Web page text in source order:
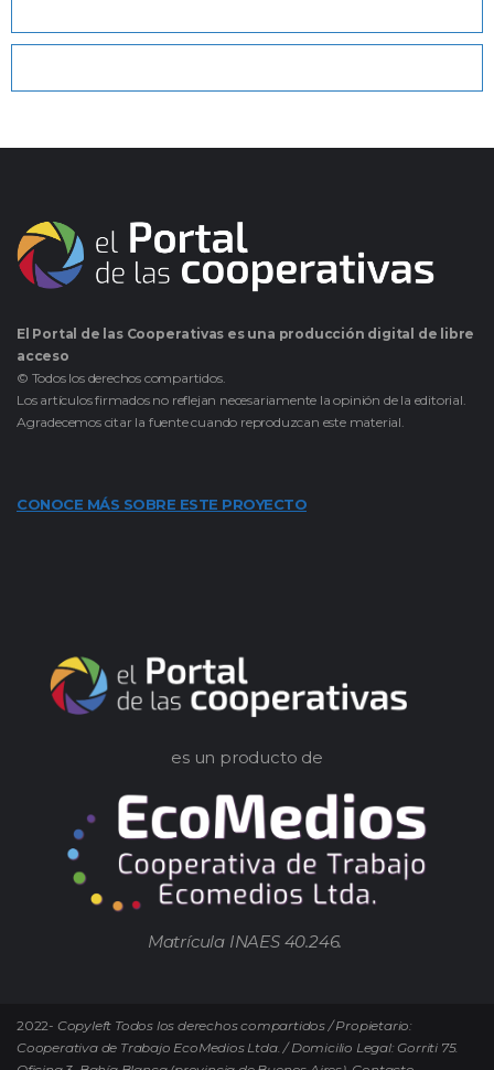
El Portal de las Cooperativas es una producción digital de libre
acceso
© Todos los derechos compartidos.
Los artículos firmados no reflejan necesariamente la opinión de la editorial.
Agradecemos citar la fuente cuando reproduzcan este material.
CONOCE MÁS SOBRE ESTE PROYECTO
es un producto de
Matrícula INAES 40.246.
2022- Copyleft Todos los derechos compartidos / Propietario:
Cooperativa de Trabajo EcoMedios Ltda. / Domicilio Legal: Gorriti 75.